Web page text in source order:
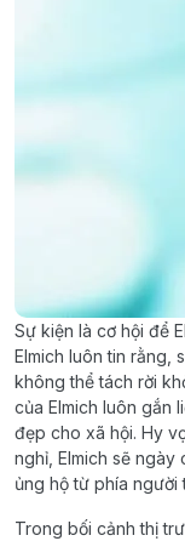
Sự kiện là cơ hội để
Elmich luôn tin rằng,
không thể tách rời
của Elmich luôn gắn
đẹp cho xã hội. Hy
nghỉ, Elmich sẽ ngày
ủng hộ từ phía người
Trong bối cảnh thị